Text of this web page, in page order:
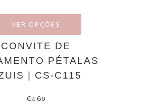
VER OPÇÕES
CONVITE DE
PÉTALAS
| CS-C115
€4.60